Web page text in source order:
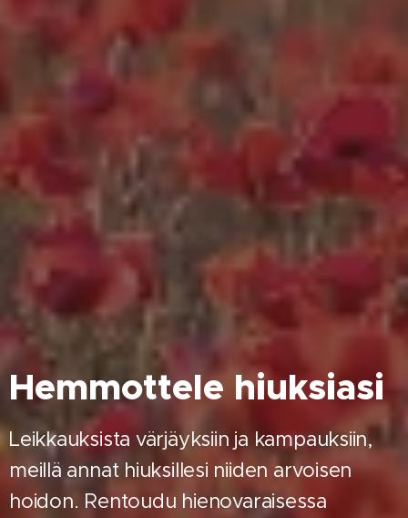
Hemmottele hiuksiasi
Leikkauksista värjäyksiin ja kampauksiin,
meillä annat hiuksillesi niiden arvoisen
hoidon. Rentoudu hienovaraisessa